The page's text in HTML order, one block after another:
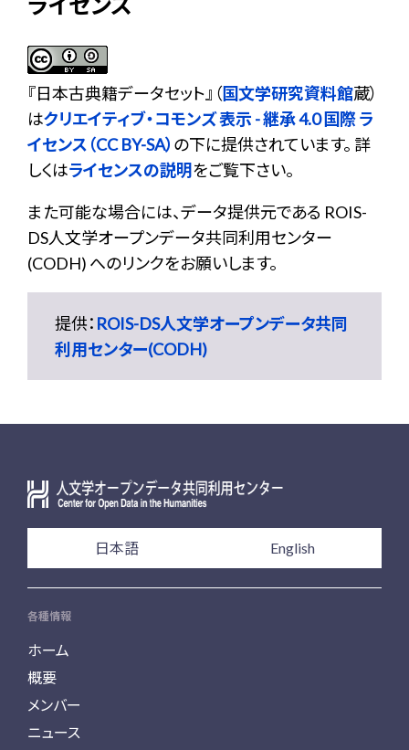
『日本古典籍データセット 』（国文学研究資料館蔵）
はクリエイティブ・コモンズ 表示 - 継承 4.0 国際 ラ
イセンス（CC BY-SA） の下に提供されています。 詳
しくはライセンスの説明をご覧下さい。
また可能な場合には、データ提供元である ROIS-
DS人文学オープンデータ共同利用センター
(CODH) へのリンクをお願いします。
提供： ROIS-DS人文学オープンデータ共同
利用センター(CODH)
日本語 English
各種情報
ホーム
概要
メンバー
ニュース